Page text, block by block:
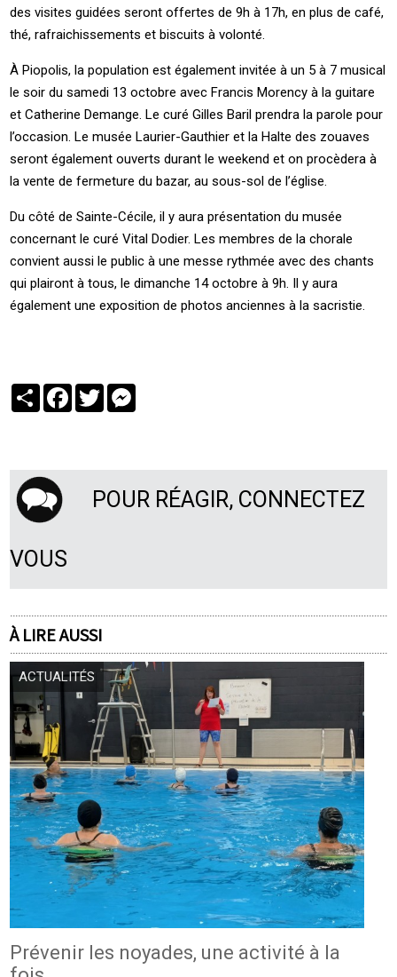
des visites guidées seront offertes de 9h à 17h, en plus de café,
thé, rafraichissements et biscuits à volonté.
À Piopolis, la population est également invitée à un 5 à 7 musical
le soir du samedi 13 octobre avec Francis Morency à la guitare
et Catherine Demange. Le curé Gilles Baril prendra la parole pour
l’occasion. Le musée Laurier-Gauthier et la Halte des zouaves
seront également ouverts durant le weekend et on procèdera à
la vente de fermeture du bazar, au sous-sol de l’église.
Du côté de Sainte-Cécile, il y aura présentation du musée
concernant le curé Vital Dodier. Les membres de la chorale
convient aussi le public à une messe rythmée avec des chants
qui plairont à tous, le dimanche 14 octobre à 9h. Il y aura
également une exposition de photos anciennes à la sacristie.
PartagerFacebook
Twitter
POUR RÉAGIR, CONNECTEZ
VOUS
À LIRE AUSSI
ACTUALITÉS
Prévenir les noyades, une activité à la